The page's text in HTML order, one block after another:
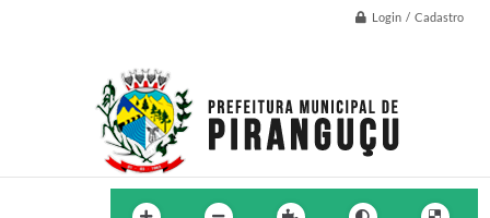
Login / Cadastro